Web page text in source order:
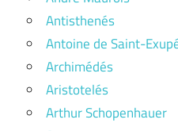
Antisthenés
Antoine de Saint-
Archimédés
Aristotelés
Arthur Schopenhauer